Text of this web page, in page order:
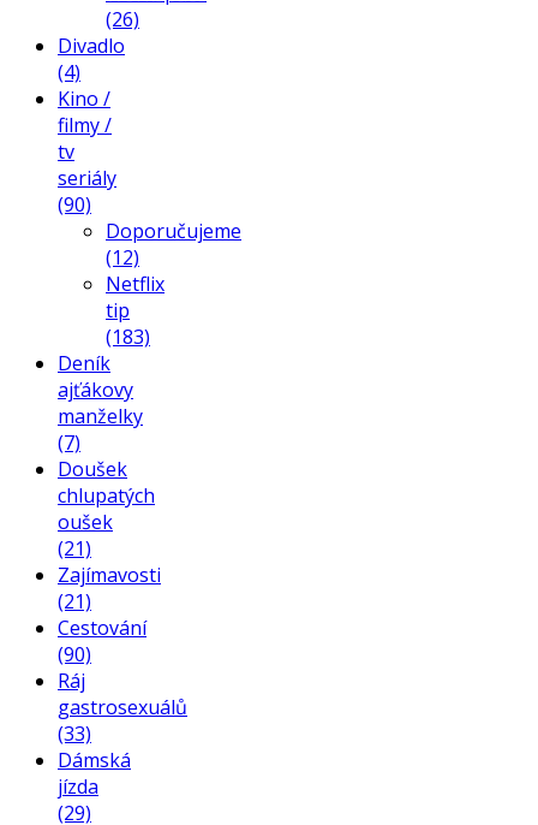
(26)
Divadlo
(4)
Kino /
filmy /
tv
seriály
(90)
Doporučujeme
(12)
Netflix
tip
(183)
Deník
ajťákovy
manželky
(7)
Doušek
chlupatých
oušek
(21)
Zajímavosti
(21)
Cestování
(90)
Ráj
gastrosexuálů
(33)
Dámská
jízda
(29)